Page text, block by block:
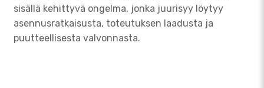
sisällä kehittyvä ongelma, jonka juurisyy löytyy
asennusratkaisusta, toteutuksen laadusta ja
puutteellisesta valvonnasta.